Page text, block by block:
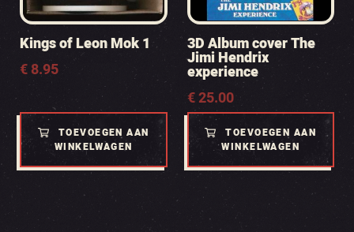
Kings of Leon Mok 1
€8.95
TOEVOEGEN AAN
WINKELWAGEN
3D Album cover The
Jimi Hendrix
experience
€25.00
TOEVOEGEN AAN
WINKELWAGEN